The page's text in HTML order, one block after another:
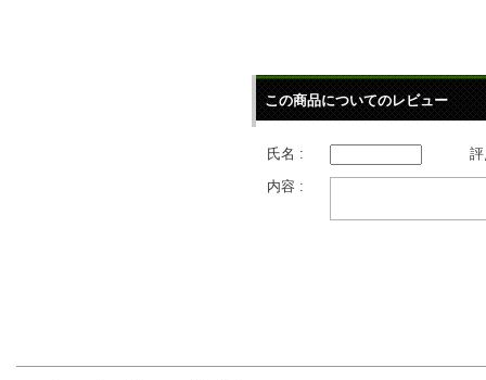
この商品についてのレビュー
氏名 :
内容 :